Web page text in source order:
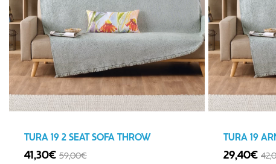
TURA 19 2 SEAT SOFA THROW
41,30€ 59,00€
TURA 19
29,40€